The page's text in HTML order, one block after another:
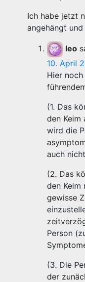
Ich habe jetzt
angehängt
leo
10. April
Hier
(1. Das
den Keim
wird die
auch
(2. Das
den
gewisse
Person
(3. Die
der